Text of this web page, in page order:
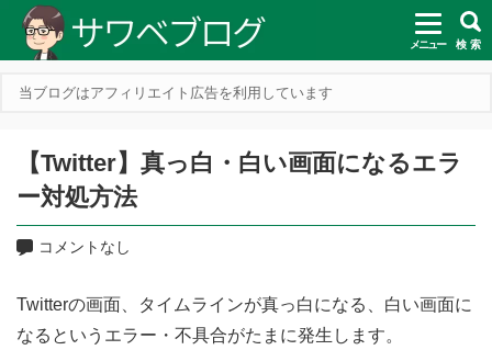
メニュー 検 索
当ブログはアフィリエイト広告を利用しています
【Twitter】真っ白・白い画面になるエラ
ー対処方法
コメントなし
Twitterの画面、タイムラインが真っ白になる、白い画面に
なるというエラー・不具合がたまに発生します。